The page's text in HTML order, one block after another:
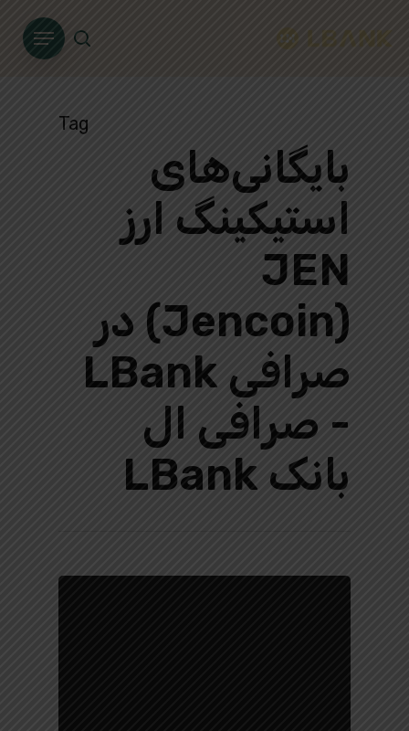
Menu
Tag
بایگانی‌های
استیکینگ ارز
JEN
(Jencoin) در
صرافی LBank
- صرافی ال
بانک LBank